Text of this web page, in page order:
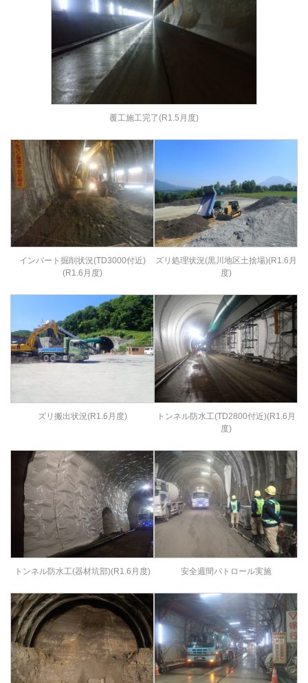
覆工施工完了(R1.5月度)
インバート掘削状況(TD3000付近)
(R1.6月度)
ズリ処理状況(黒川地区土捨場)(R1.6月
度)
ズリ搬出状況(R1.6月度)
トンネル防水工(TD2800付近)(R1.6月
度)
トンネル防水工(器材坑部)(R1.6月度) 安全週間パトロール実施